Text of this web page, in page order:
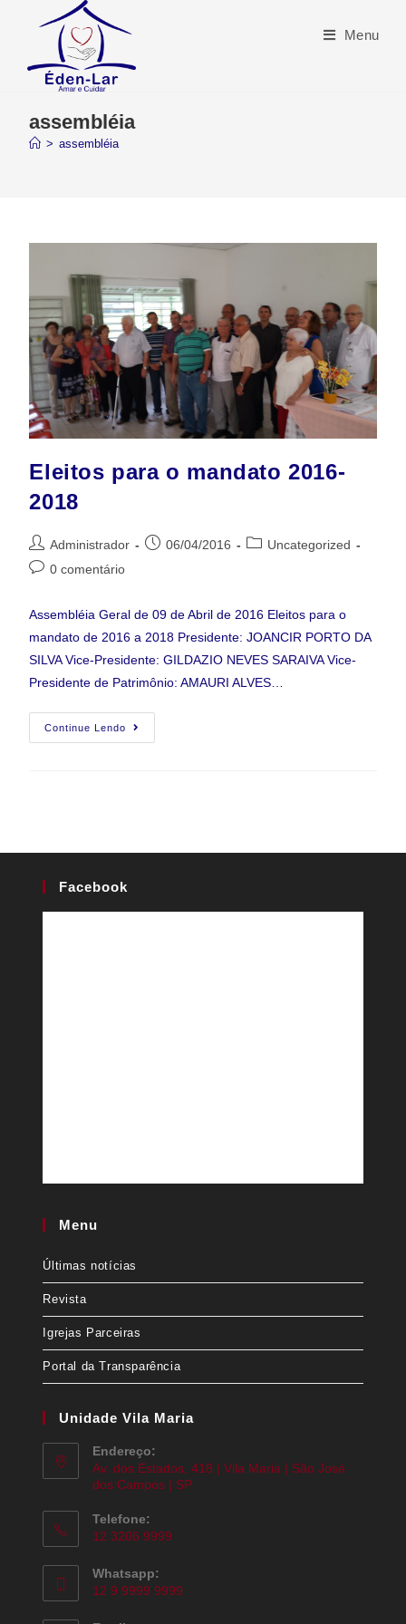
Menu
assembléia
> assembléia
Eleitos para o mandato 2016-
2018
Administrador 06/04/2016
Uncategorized
0 comentário
Assembléia Geral de 09 de Abril de 2016 Eleitos para o
mandato de 2016 a 2018 Presidente: JOANCIR PORTO DA
SILVA Vice-Presidente: GILDAZIO NEVES SARAIVA Vice-
Presidente de Patrimônio: AMAURI ALVES…
Continue Lendo
Facebook
Menu
Últimas notícias
Revista
Igrejas Parceiras
Portal da Transparência
Unidade Vila Maria
Endereço:
Av. dos Estados, 418 | Vila Maria | São José
dos Campos | SP
Telefone:
12 3206 9999
Whatsapp:
12 9 9999 9999